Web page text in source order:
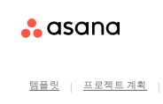
템플릿 프로젝트 계획